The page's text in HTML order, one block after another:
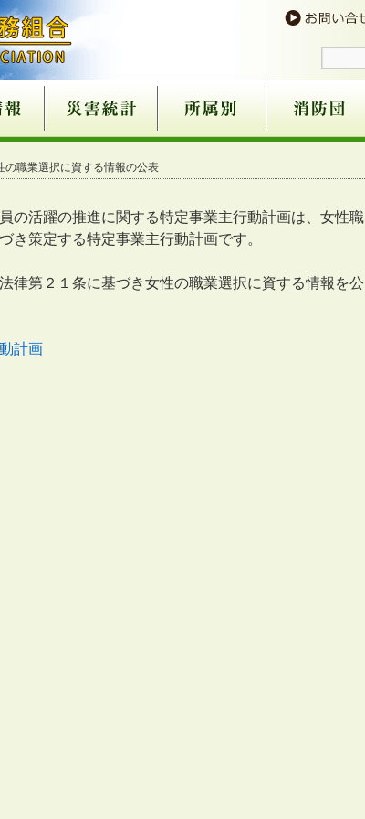
火災が発生したら
消火器の使い方
火災を予防する
住宅用火災警報器につ
いて
住宅用火災警報器取扱
店
過去５年火災状況
住宅用火災警報器の奏
功事例
催しにおける火災予防
条例の一部改正
心肺蘇生法
異物除去
止血法
ＡＥＤの使用方法
救急講習の案内
医療機関一覧
患者等搬送事業につい
て
１１９番のかけ方
１１９番に関するお願
い
携帯電話からの１１９
番について
救急車の適正利用につ
いて
古い消火器にご注意
消火器の不適正販売に
ついて
住宅用火災警報器の不
適正販売について
ガス湯沸し器等の事故
について
ホームタンクの油漏れ
について
消火器の規格・点検基
準の改正について
組合消防設立以降
過去５年間
所表示制度
の職業選択に資する情報の公表
の活躍の推進に関する特定事業主行動計画は、女性職
き策定する特定事業主行動計画です。
第２１条に基づき女性の職業選択に資する情報を公
計画